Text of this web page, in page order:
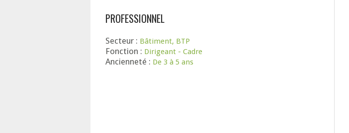
PROFESSIONNEL
Secteur : Bâtiment, BTP
Fonction : Dirigeant - Cadre
Ancienneté : De 3 à 5 ans